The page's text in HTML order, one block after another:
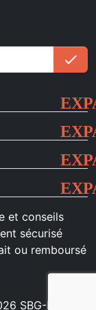
check
et conseils
sécurisé
ou remboursé
SBG-MB